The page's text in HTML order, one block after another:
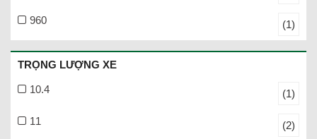
960 (1)
TRỌNG LƯỢNG XE
10.4 (1)
11 (2)